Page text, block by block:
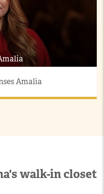
Amalia
walk-in closet